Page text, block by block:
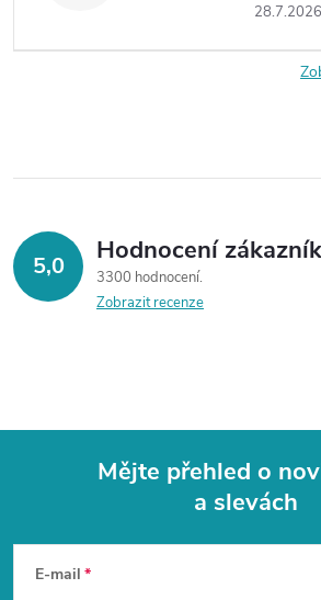
28.7.2026
5,0 Hodnocení
3300 hodnocení
Zobrazit recenze
Mějte přehled o
a slevách
E-mail